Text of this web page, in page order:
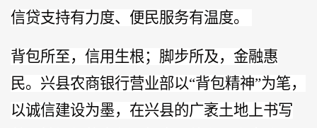
信贷支持有力度、便民服务有温度。
背包所至，信用生根；脚步所及，金融惠
民。兴县农商银行营业部以“背包精神”为笔，
以诚信建设为墨，在兴县的广袤土地上书写